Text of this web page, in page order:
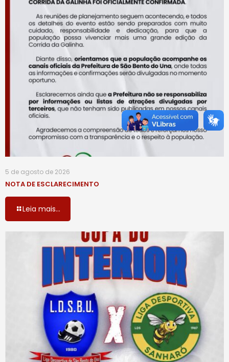
5 de agosto de 2026
NOTA DE ESCLARECIMENTO
Leia mais...